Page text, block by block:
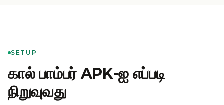
SETUP
கால் பாம்பர் APK-ஐ எப்படி
நிறுவுவது